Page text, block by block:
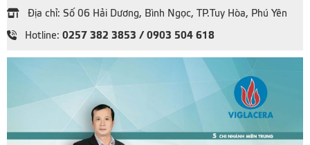
Địa chỉ: Số 06 Hải Dương, Bình Ngọc, TP.Tuy Hòa, Phú Yên
Hotline: 0257 382 3853 / 0903 504 618